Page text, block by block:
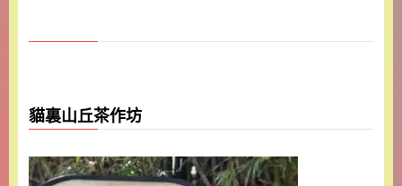
貓裏山丘茶作坊